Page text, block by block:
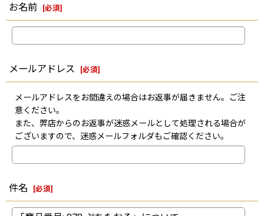
お名前 [必須]
メールアドレス [必須]
メールアドレスをお間違えの場合はお返事が届きません。ご注
意ください。
また、弊店からのお返事が迷惑メールとして処理される場合が
ございますので、迷惑メールフォルダもご確認ください。
件名 [必須]